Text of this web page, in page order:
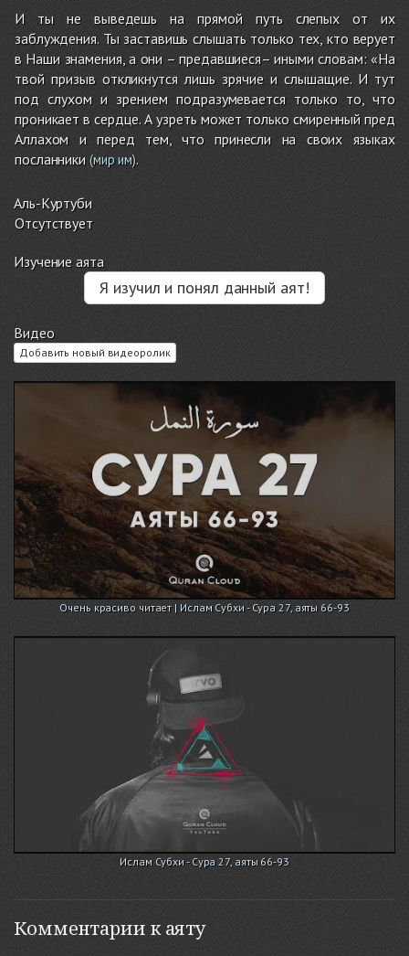
И ты не выведешь на прямой путь слепых от их
заблуждения. Ты заставишь слышать только тех, кто верует
в Наши знамения, а они – предавшиеся– иными словам: «На
твой призыв откликнутся лишь зрячие и слышащие. И тут
под слухом и зрением подразумевается только то, что
проникает в сердце. А узреть может только смиренный пред
Аллахом и перед тем, что принесли на своих языках
посланники (мир им).
Аль-Куртуби
Отсутствует
Изучение аята
Я изучил и понял данный аят!
Видео
Добавить новый видеоролик
Очень красиво читает | Ислам Субхи - Сура 27, аяты 66-93
Ислам Субхи - Сура 27, аяты 66-93
Комментарии к аяту